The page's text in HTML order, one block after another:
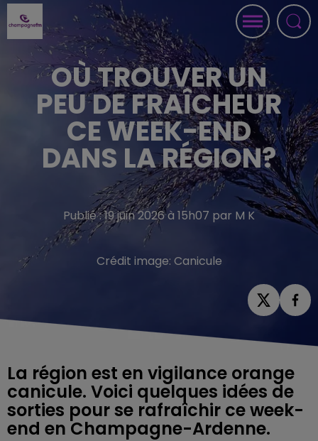
OÙ TROUVER UN
PEU DE FRAÎCHEUR
CE WEEK-END
DANS LA RÉGION?
Publié : 19 juin 2026 à 15h07 par M K
Crédit image: Canicule
La région est en vigilance orange
canicule. Voici quelques idées de
sorties pour se rafraîchir ce week-
end en Champagne-Ardenne.